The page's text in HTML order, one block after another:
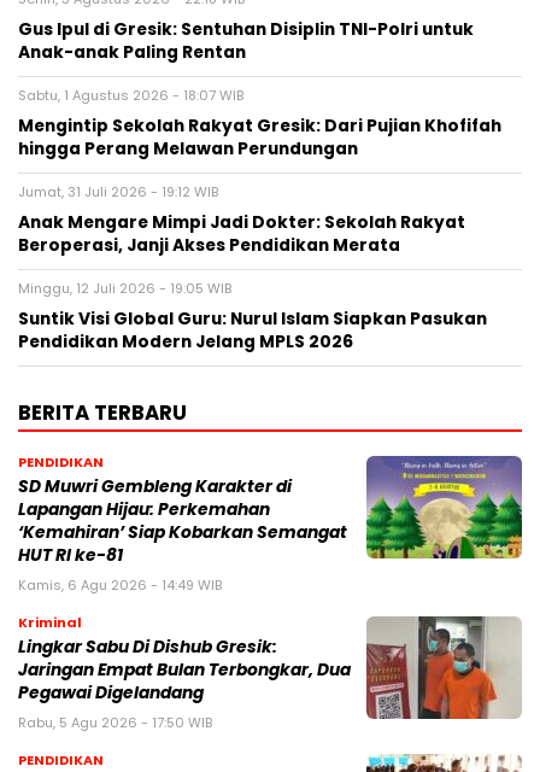
Gus Ipul di Gresik: Sentuhan Disiplin TNI-Polri untuk
Anak-anak Paling Rentan
Sabtu, 1 Agustus 2026 - 18:07 WIB
Mengintip Sekolah Rakyat Gresik: Dari Pujian Khofifah
hingga Perang Melawan Perundungan
Jumat, 31 Juli 2026 - 19:12 WIB
Anak Mengare Mimpi Jadi Dokter: Sekolah Rakyat
Beroperasi, Janji Akses Pendidikan Merata
Minggu, 12 Juli 2026 - 19:05 WIB
Suntik Visi Global Guru: Nurul Islam Siapkan Pasukan
Pendidikan Modern Jelang MPLS 2026
BERITA TERBARU
PENDIDIKAN
SD Muwri Gembleng Karakter di
Lapangan Hijau: Perkemahan
‘Kemahiran’ Siap Kobarkan Semangat
HUT RI ke-81
Kamis, 6 Agu 2026 - 14:49 WIB
Kriminal
Lingkar Sabu Di Dishub Gresik:
Jaringan Empat Bulan Terbongkar, Dua
Pegawai Digelandang
Rabu, 5 Agu 2026 - 17:50 WIB
PENDIDIKAN